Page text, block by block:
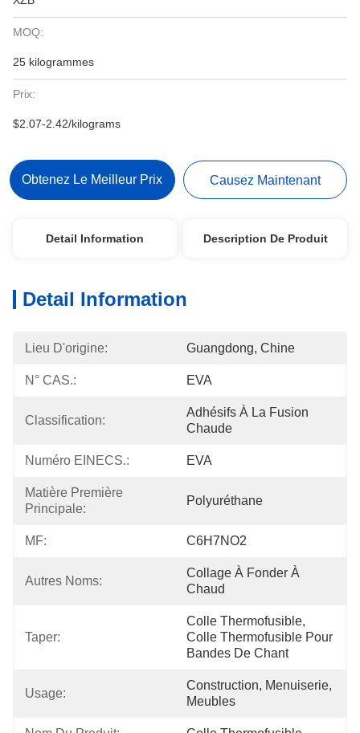
MOQ:
25 kilogrammes
Prix:
$2.07-2.42/kilograms
Obtenez Le Meilleur Prix Causez Maintenant
Detail Information Description De Produit
Detail Information
Lieu D'origine: Guangdong, Chine
N° CAS.: EVA
Classification:
Adhésifs À La Fusion
Chaude
Numéro EINECS.: EVA
Matière Première
Principale:
Polyuréthane
MF: C6H7NO2
Autres Noms:
Collage À Fonder À
Chaud
Taper:
Colle Thermofusible,
Colle Thermofusible Pour
Bandes De Chant
Usage:
Construction, Menuiserie,
Meubles